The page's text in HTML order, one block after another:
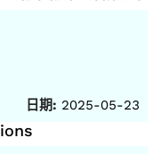
日期: 2025-05-23